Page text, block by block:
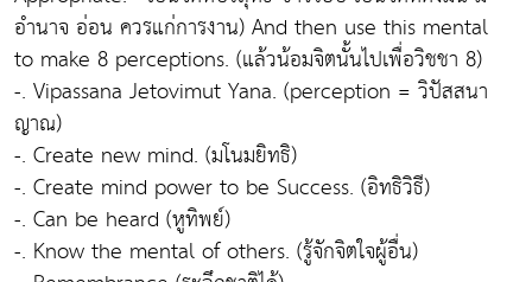
อำนาจ อ่อน ควรแก่การงาน) And then use this mental
to make 8 perceptions. (แล้วน้อมจิตนั้นไปเพื่อวิชชา 8)
-. Vipassana Jetovimut Yana. (perception = วิปัสสนา
ญาณ)
-. Create new mind. (มโนมยิทธิ)
-. Create mind power to be Success. (อิทธิวิธี)
-. Can be heard (หูทิพย์)
-. Know the mental of others. (รู้จักจิตใจผู้อื่น)